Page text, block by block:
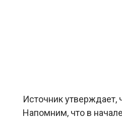
Источник утверждает,
Напомним, что в